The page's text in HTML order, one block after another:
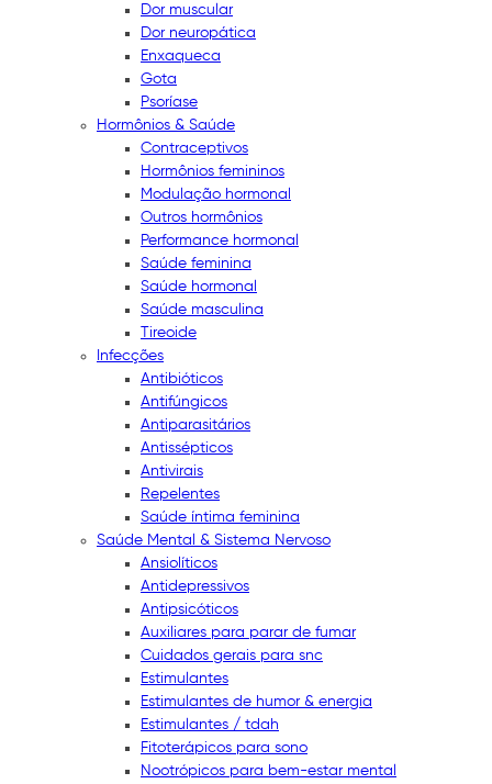
Dor muscular
Dor neuropática
Enxaqueca
Gota
Psoríase
Hormônios & Saúde
Contraceptivos
Hormônios femininos
Modulação hormonal
Outros hormônios
Performance hormonal
Saúde feminina
Saúde hormonal
Saúde masculina
Tireoide
Infecções
Antibióticos
Antifúngicos
Antiparasitários
Antissépticos
Antivirais
Repelentes
Saúde íntima feminina
Saúde Mental & Sistema Nervoso
Ansiolíticos
Antidepressivos
Antipsicóticos
Auxiliares para parar de fumar
Cuidados gerais para snc
Estimulantes
Estimulantes de humor & energia
Estimulantes / tdah
Fitoterápicos para sono
Nootrópicos para bem-estar mental